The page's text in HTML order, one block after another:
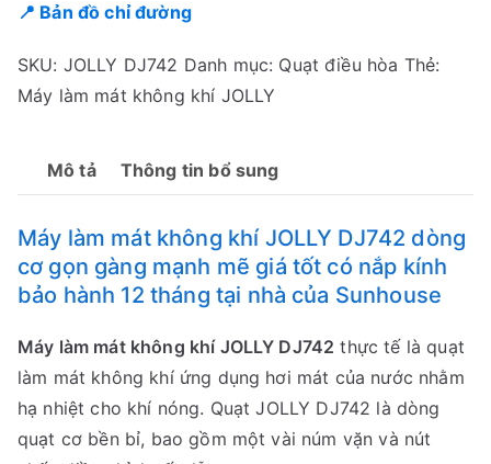
📍 Bản đồ chỉ đường
SKU: JOLLY DJ742 Danh mục: Quạt điều hòa Thẻ:
Máy làm mát không khí JOLLY
Mô tả Thông tin bổ sung
Máy làm mát không khí JOLLY DJ742 dòng
cơ gọn gàng mạnh mẽ giá tốt có nắp kính
bảo hành 12 tháng tại nhà của Sunhouse
Máy làm mát không khí JOLLY DJ742 thực tế là quạt
làm mát không khí ứng dụng hơi mát của nước nhằm
hạ nhiệt cho khí nóng. Quạt JOLLY DJ742 là dòng
quạt cơ bền bỉ, bao gồm một vài núm vặn và nút